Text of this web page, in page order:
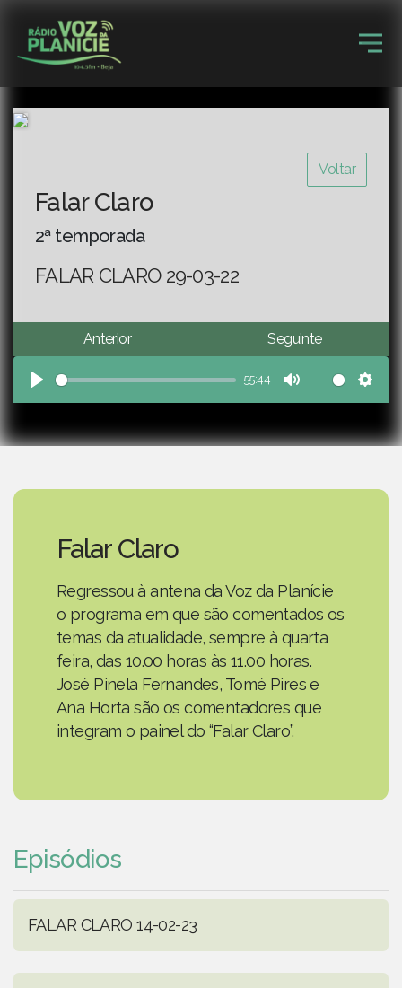
Voltar
Falar Claro
2ª temporada
FALAR CLARO 29-03-22
Anterior Seguinte
Play
55:44
Mute
Falar Claro
Regressou à antena da Voz da Planície
o programa em que são comentados os
temas da atualidade, sempre à quarta
feira, das 10.00 horas às 11.00 horas.
José Pinela Fernandes, Tomé Pires e
Ana Horta são os comentadores que
integram o painel do “Falar Claro”.
Episódios
FALAR CLARO 14-02-23